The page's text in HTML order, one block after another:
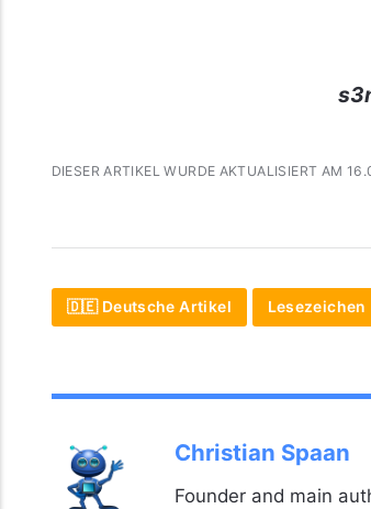
DIESER ARTIKEL WURDE AKTUALISIERT AM
🇩🇪 Deutsche Artikel Lesezeichen
Christian Spaan
Founder and main